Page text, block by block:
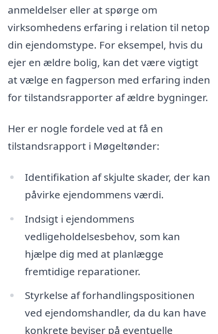
anmeldelser eller at spørge om
virksomhedens erfaring i relation til netop
din ejendomstype. For eksempel, hvis du
ejer en ældre bolig, kan det være vigtigt
at vælge en fagperson med erfaring inden
for tilstandsrapporter af ældre bygninger.
Her er nogle fordele ved at få en
tilstandsrapport i Møgeltønder:
Identifikation af skjulte skader, der kan
påvirke ejendommens værdi.
Indsigt i ejendommens
vedligeholdelsesbehov, som kan
hjælpe dig med at planlægge
fremtidige reparationer.
Styrkelse af forhandlingspositionen
ved ejendomshandler, da du kan have
konkrete beviser på eventuelle